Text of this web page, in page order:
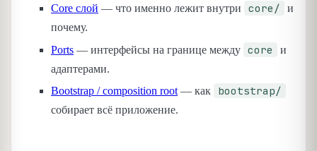
Core слой — что именно лежит внутри core/
и
почему.
Ports — интерфейсы на границе между core
и
адаптерами.
Bootstrap / composition root— как bootstrap/
собирает всё приложение.